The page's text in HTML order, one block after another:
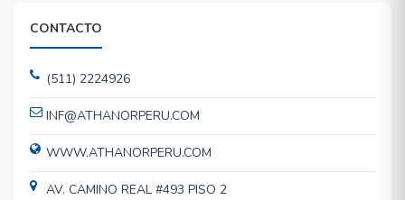
CONTACTO
(511) 2224926
INF@ATHANORPERU.COM
WWW.ATHANORPERU.COM
AV. CAMINO REAL #493 PISO 2